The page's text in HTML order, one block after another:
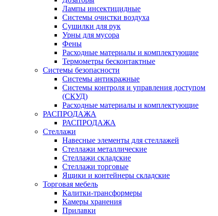
Лампы инсектицидные
Системы очистки воздуха
Сушилки для рук
Урны для мусора
Фены
Расходные материалы и комплектующие
Термометры бесконтактные
Системы безопасности
Системы антикражные
Системы контроля и управления доступом
(СКУД)
Расходные материалы и комплектующие
РАСПРОДАЖА
РАСПРОДАЖА
Стеллажи
Навесные элементы для стеллажей
Стеллажи металлические
Стеллажи складские
Стеллажи торговые
Ящики и контейнеры складские
Торговая мебель
Калитки-трансформеры
Камеры хранения
Прилавки